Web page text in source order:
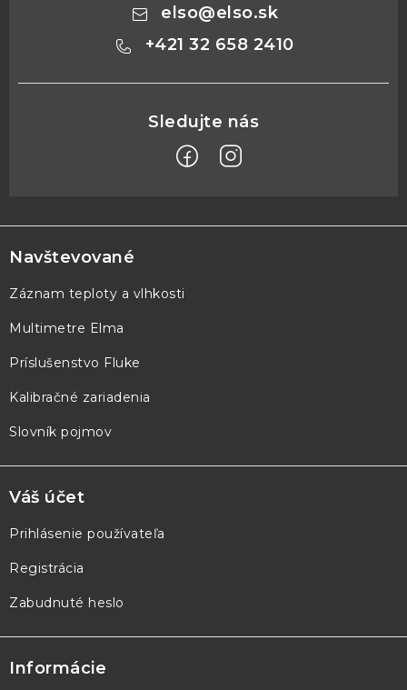
elso@elso.sk
+421 32 658 2410
á
p
ä
e
Navštevované
Záznam teploty a vlhkosti
Multimetre Elma
Príslušenstvo Fluke
Kalibračné zariadenia
Slovník pojmov
Váš účet
Prihlásenie používateľa
Registrácia
Zabudnuté heslo
Informácie